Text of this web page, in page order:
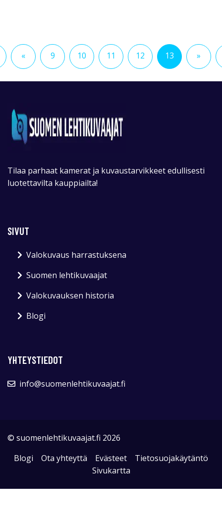
« 9 10 11 12 13 »
Tilaa parhaat kamerat ja kuvaustarvikkeet edullisesti
luotettavilta kauppiailta!
SIVUT
Valokuvaus harrastuksena
Suomen lehtikuvaajat
Valokuvauksen historia
Blogi
YHTEYSTIEDOT
info@suomenlehtikuvaajat.fi
© suomenlehtikuvaajat.fi 2026
Blogi
Ota yhteyttä Evästeet
Tietosuojakäytäntö
Sivukartta